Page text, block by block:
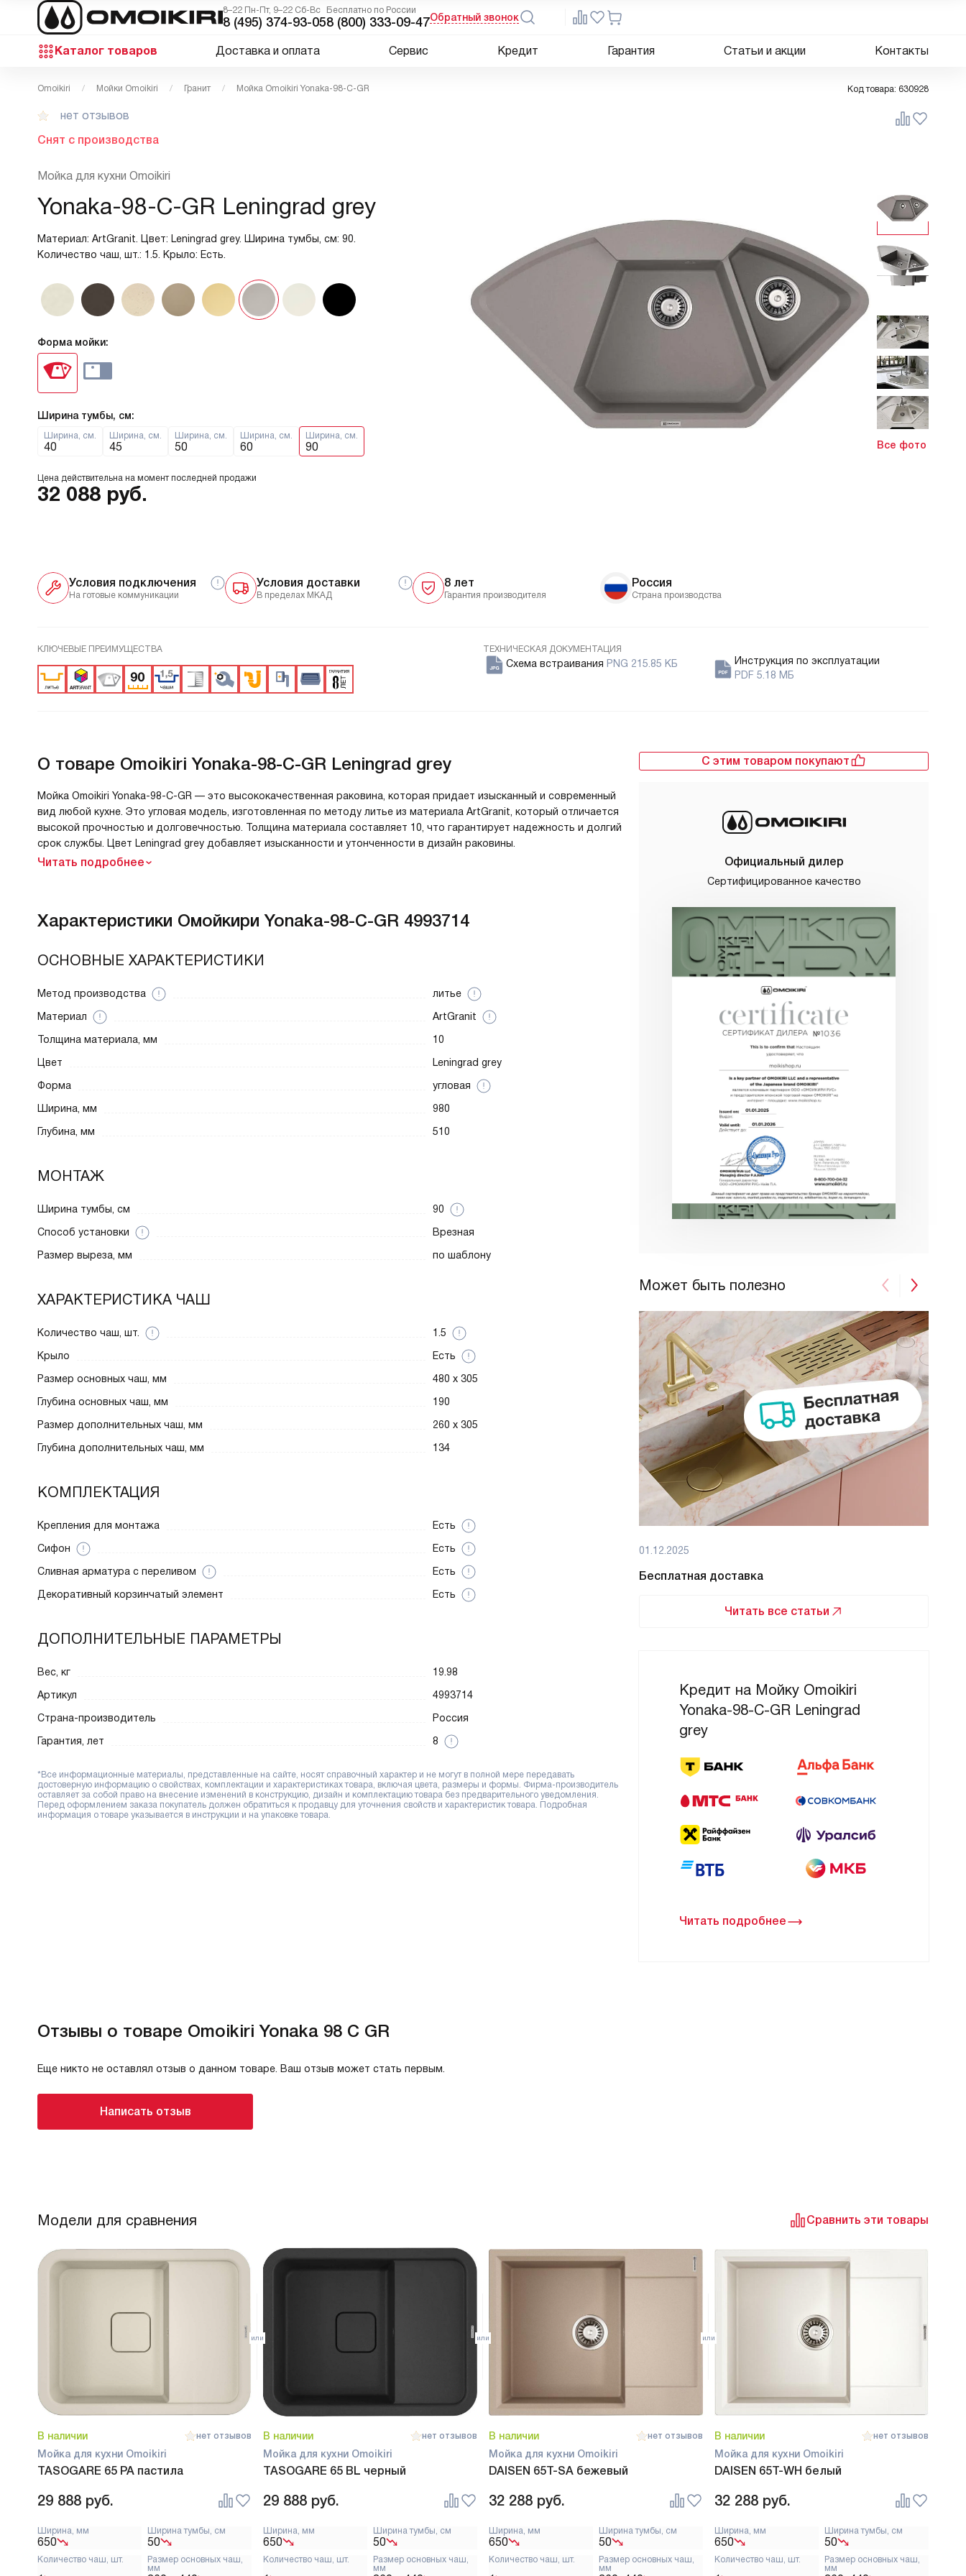
8–22 Пн-Пт, 9–22 Сб-Вс
8 (495) 374-93-05
Бесплатно по России
8 (800) 333-09-47Обратный звонок
Каталог товаров Доставка и оплата Сервис Кредит Гарантия Статьи и акции Контакты
Omoikiri Мойки Omoikiri Гранит Мойка Omoikiri Yonaka-98-C-GR Код товара: 630928
нет отзывов
Снят с производства
Мойка для кухни Omoikiri
Yonaka-98-C-GR Leningrad grey
Материал: ArtGranit. Цвет: Leningrad grey. Ширина тумбы, см: 90.
Количество чаш, шт.: 1.5. Крыло: Есть.
Форма мойки:
Ширина тумбы, см:
Ширина, см.
40
Ширина, см.
45
Ширина, см.
50
Ширина, см.
60
Ширина, см.
90
Цена действительна на момент последней продажи
32 088 руб.
Все фото
Условия доставки
В пределах МКАД
8 лет
Гарантия производителя
Условия подключения
На готовые коммуникации
Россия
Страна производства
КЛЮЧЕВЫЕ ПРЕИМУЩЕСТВА ТЕХНИЧЕСКАЯ ДОКУМЕНТАЦИЯ
Схема встраивания PNG 215.85 КБ
Инструкция по эксплуатации
PDF 5.18 МБ
С этим товаром покупают
Официальный дилер
Сертифицированное качество
Может быть полезно
01.12.2025
Бесплатная доставка
Читать все статьи
Кредит на Мойку Omoikiri
Yonaka-98-C-GR Leningrad
grey
Читать подробнее
О товаре Omoikiri Yonaka-98-C-GR Leningrad grey
Мойка Omoikiri Yonaka-98-C-GR — это высококачественная раковина, которая придает изысканный и современный
вид любой кухне. Это угловая модель, изготовленная по методу литье из материала ArtGranit, который отличается
высокой прочностью и долговечностью. Толщина материала составляет 10, что гарантирует надежность и долгий
срок службы. Цвет Leningrad grey добавляет изысканности и утонченности в дизайн раковины.
Читать подробнее
Характеристики Омойкири Yonaka-98-C-GR 4993714
ОСНОВНЫЕ ХАРАКТЕРИСТИКИ
Метод производства
литье
Материал
ArtGranit
Толщина материала, мм
10
Цвет
Leningrad grey
Форма
угловая
Ширина, мм
980
Глубина, мм
510
МОНТАЖ
Ширина тумбы, см
90
Способ установки
Врезная
Размер выреза, мм
по шаблону
ХАРАКТЕРИСТИКА ЧАШ
Количество чаш, шт.
1.5
Крыло
Есть
Размер основных чаш, мм
480 х 305
Глубина основных чаш, мм
190
Размер дополнительных чаш, мм
260 х 305
Глубина дополнительных чаш, мм
134
КОМПЛЕКТАЦИЯ
Крепления для монтажа
Есть
Сифон
Есть
Cливная арматура с переливом
Есть
Декоративный корзинчатый элемент
Есть
ДОПОЛНИТЕЛЬНЫЕ ПАРАМЕТРЫ
Вес, кг
19.98
Артикул
4993714
Страна-производитель
Россия
Гарантия, лет
8
*Все информационные материалы, представленные на сайте, носят справочный характер и не могут в полной мере передавать
достоверную информацию о свойствах, комплектации и характеристиках товара, включая цвета, размеры и формы. Фирма-производитель
оставляет за собой право на внесение изменений в конструкцию, дизайн и комплектацию товара без предварительного уведомления.
Перед оформлением заказа покупатель должен обратиться к продавцу для уточнения свойств и характеристик товара. Подробная
информация о товаре указывается в инструкции и на упаковке товара.
Отзывы о товаре Omoikiri Yonaka 98 C GR
Еще никто не оставлял отзыв о данном товаре. Ваш отзыв может стать первым.
Написать отзыв
Модели для сравнения Сравнить эти товары
В наличии нет отзывов
Мойка для кухни Omoikiri
TASOGARE 65 PA пастила
29 888 руб.
Ширина, мм
650
Ширина тумбы, см
50
Количество чаш, шт.
Размер основных чаш,
мм
В наличии нет отзывов
Мойка для кухни Omoikiri
TASOGARE 65 BL черный
29 888 руб.
Ширина, мм
650
Ширина тумбы, см
50
Количество чаш, шт.
Размер основных чаш,
мм
В наличии нет отзывов
Мойка для кухни Omoikiri
DAISEN 65T-SA бежевый
32 288 руб.
Ширина, мм
650
Ширина тумбы, см
50
Количество чаш, шт.
Размер основных чаш,
мм
В наличии нет отзывов
Мойка для кухни Omoikiri
DAISEN 65T-WH белый
32 288 руб.
Ширина, мм
650
Ширина тумбы, см
50
Количество чаш, шт.
Размер основных чаш,
мм